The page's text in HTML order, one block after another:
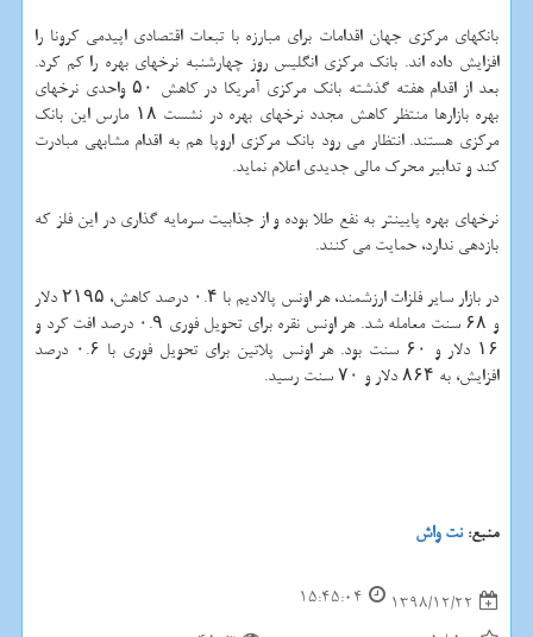
بانكهای مركزی جهان اقدامات برای مبارزه با تبعات اقتصادی اپیدمی كرونا را
افزایش داده اند. بانك مركزی انگلیس روز چهارشنبه نرخهای بهره را كم كرد.
بعد از اقدام هفته گذشته بانك مركزی آمریكا در كاهش ۵۰ واحدی نرخهای
بهره بازارها منتظر كاهش مجدد نرخهای بهره در نشست ۱۸ مارس این بانك
مركزی هستند. انتظار می رود بانك مركزی اروپا هم به اقدام مشابهی مبادرت
كند و تدابیر محرك مالی جدیدی اعلام نماید.
نرخهای بهره پایینتر به نفع طلا بوده و از جذابیت سرمایه گذاری در این فلز كه
بازدهی ندارد، حمایت می كنند.
در بازار سایر فلزات ارزشمند، هر اونس پالادیم با ۰.۴ درصد كاهش، ۲۱۹۵ دلار
و ۶۸ سنت معامله شد. هر اونس نقره برای تحویل فوری ۰.۹ درصد افت كرد و
۱۶ دلار و ۶۰ سنت بود. هر اونس پلاتین برای تحویل فوری با ۰.۶ درصد
افزایش، به ۸۶۴ دلار و ۷۰ سنت رسید.
منبع:نت واش
1398/12/22
15:45:04